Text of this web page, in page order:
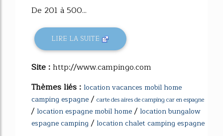
De 201 à 500...
LIRE LA SUITE
Site :http://www.campingo.com
Thèmes liés : location vacances mobil home
camping espagne/ carte des aires de camping car en espagne
/ location espagne mobil home/ location bungalow
espagne camping / location chalet camping espagne